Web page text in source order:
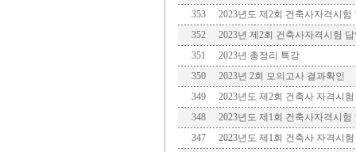
353
2023년도 제2회 건축사자격시험
352
2023년 제2회 건축사자격시험
351
2023년 총정리 특강
350
2023년 2회 모의고사 결과확인
349
2023년도 제2회 건축사 자격시
348
2023년도 제1회 건축사자격시험
347
2023년도 제1회 건축사 자격시